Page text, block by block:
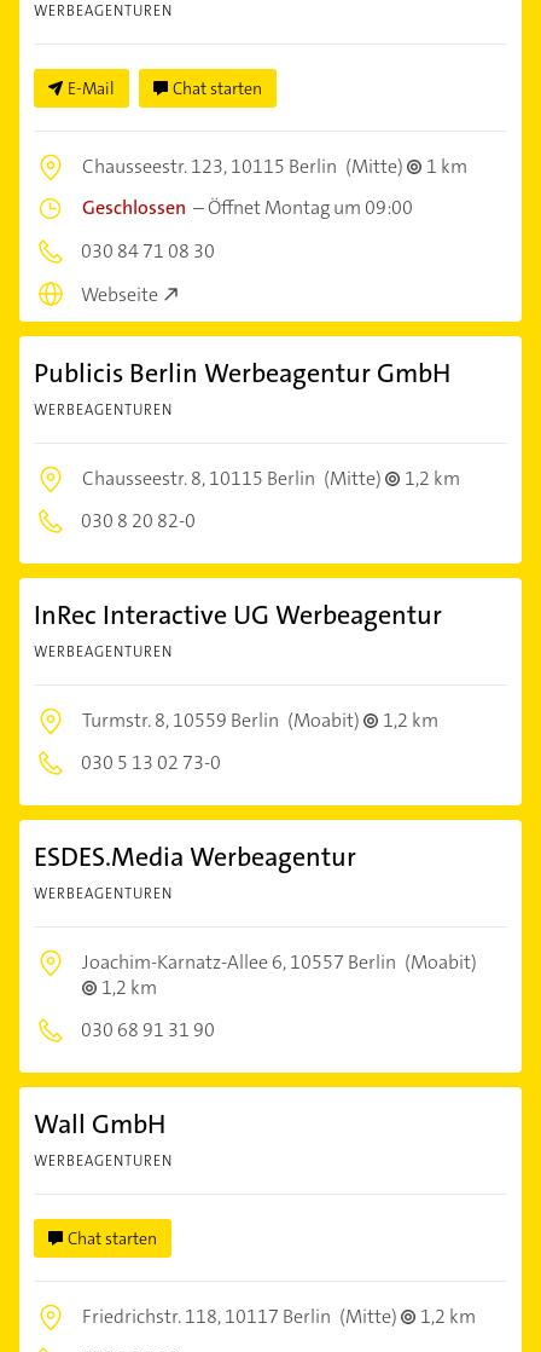
WERBEAGENTUREN
E-Mail Chat starten
Chausseestr. 123,10115 Berlin (Mitte)
1 km
Geschlossen –Öffnet Montag um 09:00
030 84 71 08 30
Webseite
Publicis Berlin Werbeagentur GmbH
WERBEAGENTUREN
Chausseestr. 8,10115 Berlin (Mitte)
1,2 km
030 8 20 82-0
InRec Interactive UG Werbeagentur
WERBEAGENTUREN
Turmstr. 8,10559 Berlin (Moabit)
1,2 km
030 5 13 02 73-0
ESDES.Media Werbeagentur
WERBEAGENTUREN
Joachim-Karnatz-Allee 6,10557 Berlin (Moabit)
1,2 km
030 68 91 31 90
Wall GmbH
WERBEAGENTUREN
Chat starten
Friedrichstr. 118,10117 Berlin (Mitte)
1,2 km